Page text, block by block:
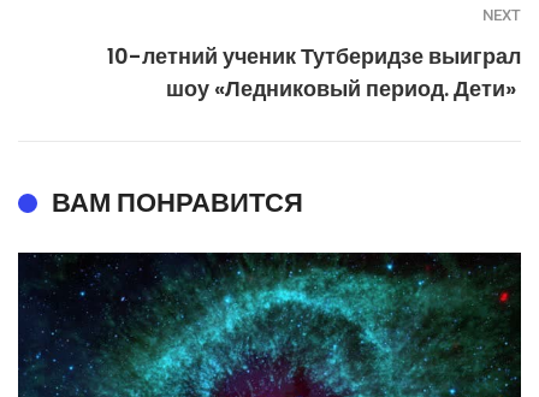
NEXT
10-летний ученик Тутберидзе выиграл
шоу «Ледниковый период. Дети»
ВАМ ПОНРАВИТСЯ